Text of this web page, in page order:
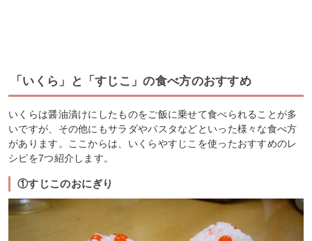
「いくら」と「すじこ」の食べ方のおすすめ
いくらは醤油漬けにしたものをご飯に乗せて食べられることが多
いですが、その他にもサラダやパスタなどといった様々な食べ方
があります。ここからは、いくらやすじこを使ったおすすめのレ
シピを7つ紹介します。
①すじこのおにぎり